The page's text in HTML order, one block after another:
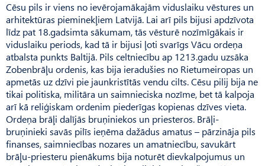
Cēsu pils ir viens no ievērojamākajām viduslaiku vēstures un
arhitektūras pieminekļiem Latvijā. Lai arī pils bijusi apdzīvota
līdz pat 18.gadsimta sākumam, tās vēsturē nozīmīgākais ir
viduslaiku periods, kad tā ir bijusi ļoti svarīgs Vācu ordeņa
atbalsta punkts Baltijā. Pils celtniecību ap 1213.gadu uzsāka
Zobenbrāļu ordenis, kas bija ieradušies no Rietumeiropas un
apmetās uz dzīvi pie jaunkristītās vendu cilts. Cēsu pilij bija ne
tikai politiska, militāra un saimnieciska nozīme, bet tā kalpoja
arī kā reliģiskam ordenim piederīgas kopienas dzīves vieta.
Ordeņa brāļi dalījās bruņiniekos un priesteros. Brāļi-
bruņinieki savās pilīs ieņēma dažādus amatus – pārzināja pils
finanses, saimniecības nozares un amatniecību, savukārt
brāļu-priesteru pienākums bija noturēt dievkalpojumus un